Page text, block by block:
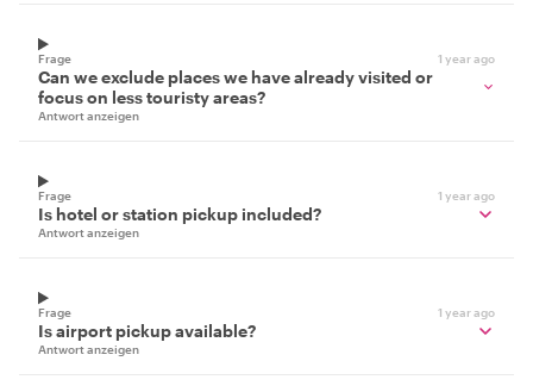
Frage 1 year ago
Can we exclude places we have already visited or
focus on less touristy areas?
Antwort anzeigen
Frage 1 year ago
Is hotel or station pickup included?
Antwort anzeigen
Frage 1 year ago
Is airport pickup available?
Antwort anzeigen